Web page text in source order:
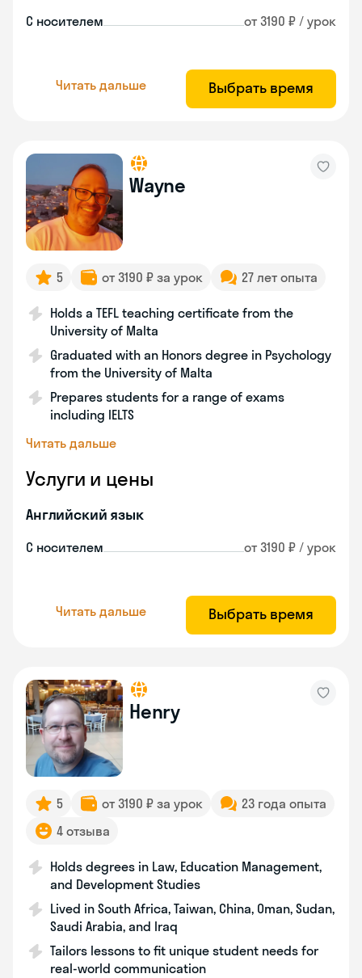
С носителем от 3190 ₽ / урок
Читать дальше Выбрать время
Wayne
5 от 3190 ₽ за урок 27 лет опыта
Holds a TEFL teaching certificate from the
University of Malta
Graduated with an Honors degree in Psychology
from the University of Malta
Prepares students for a range of exams
including IELTS
Читать дальше
Услуги и цены
Английский язык
С носителем от 3190 ₽ / урок
Читать дальше Выбрать время
Henry
5 от 3190 ₽ за урок
23 года опыта
4 отзыва
Holds degrees in Law, Education Management,
and Development Studies
Lived in South Africa, Taiwan, China, Oman, Sudan,
Saudi Arabia, and Iraq
Tailors lessons to fit unique student needs for
real-world communication